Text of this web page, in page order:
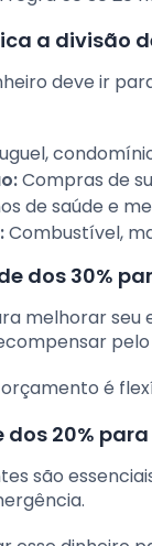
a divisão
deve ir
Compras de
de saúde e
Combustível,
dos 30%
melhorar seu
é
dos 20%
são